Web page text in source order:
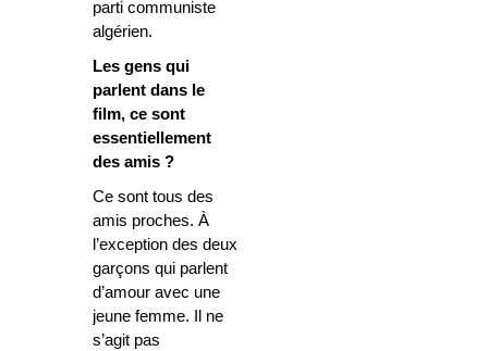
parti communiste
algérien.
Les gens qui
parlent dans le
film, ce sont
essentiellement
des amis ?
Ce sont tous des
amis proches. À
l’exception des deux
garçons qui parlent
d’amour avec une
jeune femme. Il ne
s’agit pas